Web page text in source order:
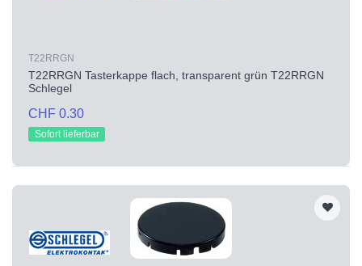
T22RRGN
T22RRGN Tasterkappe flach, transparent grün T22RRGN
Schlegel
CHF 0.30
Sofort lieferbar